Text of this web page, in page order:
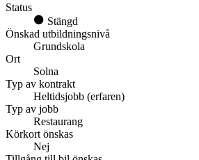
Status
Stängd
Önskad utbildningsnivå
Grundskola
Ort
Solna
Typ av kontrakt
Heltidsjobb (erfaren)
Typ av jobb
Restaurang
Körkort önskas
Nej